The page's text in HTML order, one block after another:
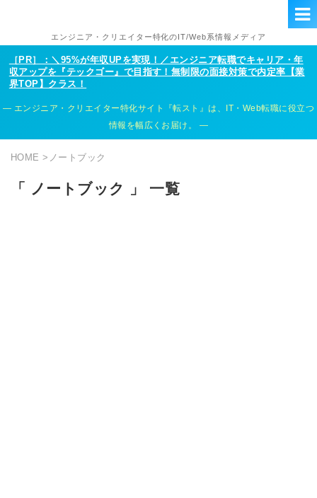
エンジニア・クリエイター特化のIT/Web系情報メディア
［PR］：＼95%が年収UPを実現！／エンジニア転職でキャリア・年
収アップを『テックゴー』で目指す！無制限の面接対策で内定率【業
界TOP】クラス！
エンジニア・クリエイター特化サイト『転スト』は、IT・Web転職に役立つ
情報を幅広くお届け。
HOME > ノートブック
「 ノートブック 」 一覧